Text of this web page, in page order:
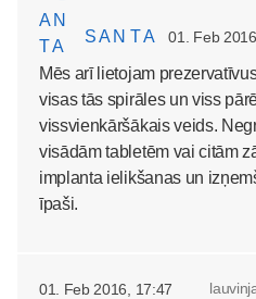
S A N T A 01. Feb
Mēs arī lietojam
visas tās spirāles un viss
vissvienkāršākais veids.
visādām tabletēm vai citām
implanta ielikšanas un
īpaši.
01. Feb 2016, 17:47